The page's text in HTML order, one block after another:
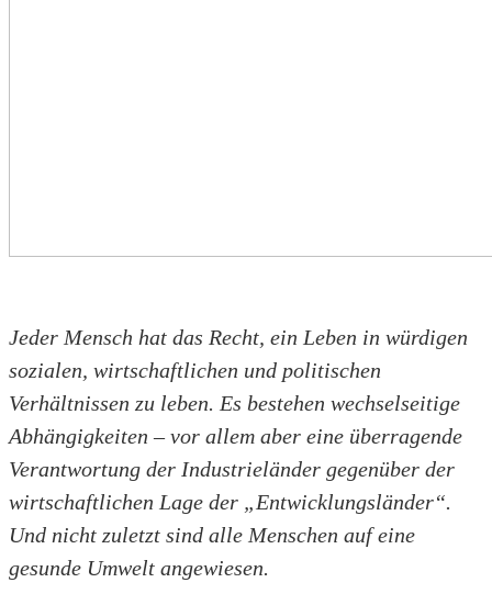
Jeder Mensch hat das Recht, ein Leben in würdigen
sozialen, wirtschaftlichen und politischen
Verhältnissen zu leben. Es bestehen wechselseitige
Abhängig­keiten – vor allem aber eine überragende
Verantwortung der Industrieländer gegenüber der
wirtschaftlichen Lage der „Entwicklungsländer“.
Und nicht zu­letzt sind alle Menschen auf eine
gesunde Umwelt angewiesen.